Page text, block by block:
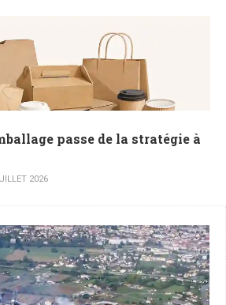
passe de la stratégie à
2026